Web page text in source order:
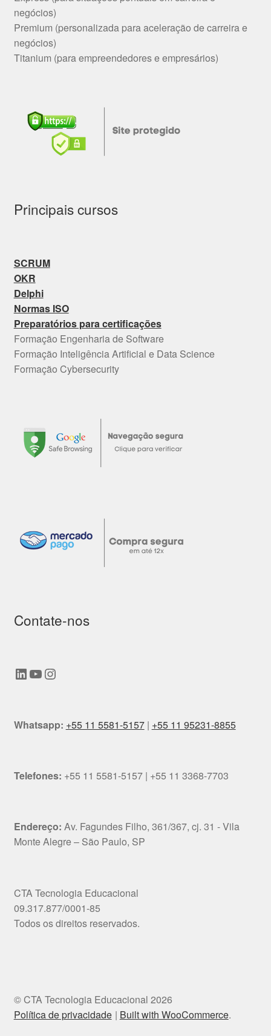
negócios)
Premium (personalizada para aceleração de carreira e
negócios)
Titanium (para empreendedores e empresários)
Principais cursos
SCRUM
OKR
Delphi
Normas ISO
Preparatórios para certificações
Formação Engenharia de Software
Formação Inteligência Artificial e Data Science
Formação Cybersecurity
Contate-nos
LinkedIn
Youtube
Instagram
Whatsapp: +55 11 5581-5157| +55 11 95231-8855
Telefones: +55 11 5581-5157 | +55 11 3368-7703
Endereço: Av. Fagundes Filho, 361/367, cj. 31 - Vila
Monte Alegre – São Paulo, SP
CTA Tecnologia Educacional
09.317.877/0001-85
Todos os direitos reservados.
© CTA Tecnologia Educacional 2026
Política de privacidade
Built with WooCommerce.